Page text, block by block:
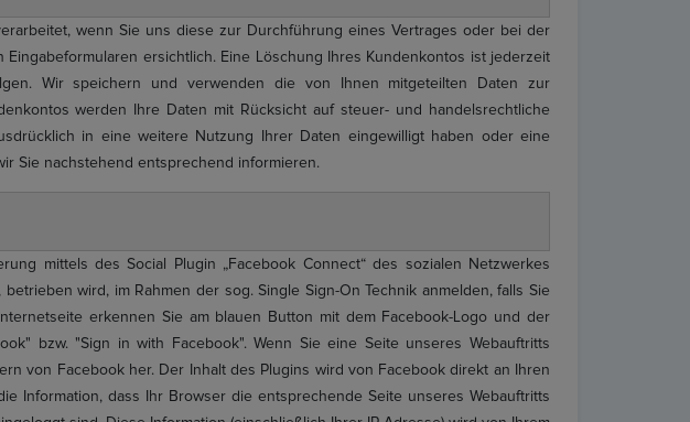
wenn Sie uns diese zur Durchführung eines Vertrages oder bei der
ersichtlich. Eine Löschung Ihres Kundenkontos ist jederzeit
Wir speichern und verwenden die von Ihnen mitgeteilten Daten zur
werden Ihre Daten mit Rücksicht auf steuer- und handelsrechtliche
in eine weitere Nutzung Ihrer Daten eingewilligt haben oder eine
Sie nachstehend entsprechend informieren.
mittels des Social Plugin „Facebook Connect“ des sozialen Netzwerkes
wird, im Rahmen der sog. Single Sign-On Technik anmelden, falls Sie
erkennen Sie am blauen Button mit dem Facebook-Logo und der
bzw. "Sign in with Facebook". Wenn Sie eine Seite unseres Webauftritts
von Facebook her. Der Inhalt des Plugins wird von Facebook direkt an Ihren
Information, dass Ihr Browser die entsprechende Seite unseres Webauftritts